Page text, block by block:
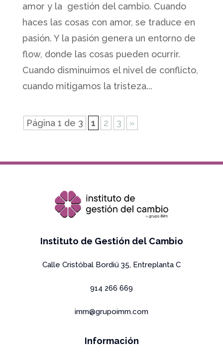
amor y la gestión del cambio. Cuando
haces las cosas con amor, se traduce en
pasión. Y la pasión genera un entorno de
flow, donde las cosas pueden ocurrir.
Cuando disminuimos el nivel de conflicto,
cuando mitigamos la tristeza...
Página 1 de 3 1 2 3 »
Instituto de Gestión del Cambio
Calle Cristóbal Bordiú 35, Entreplanta C
914 266 669
imm@grupoimm.com
Información